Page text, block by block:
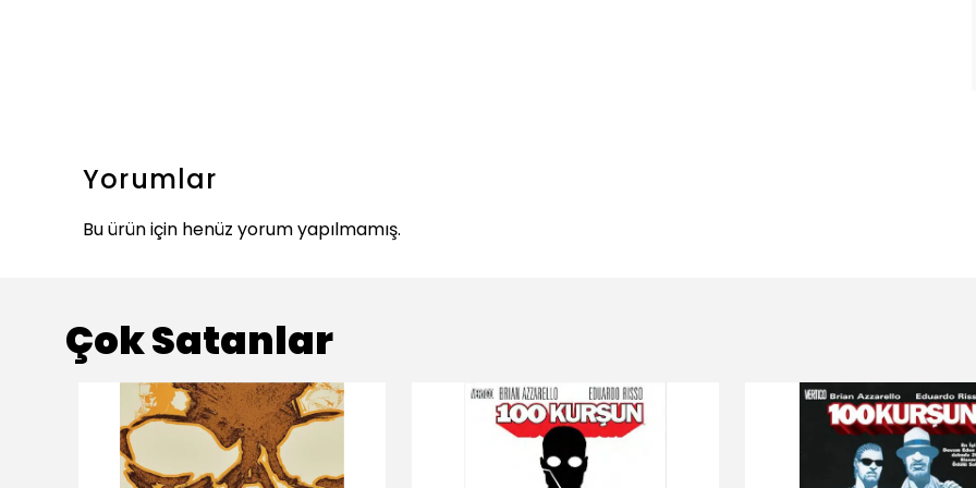
Yorumlar
Bu ürün için henüz yorum yapılmamış.
Çok Satanlar